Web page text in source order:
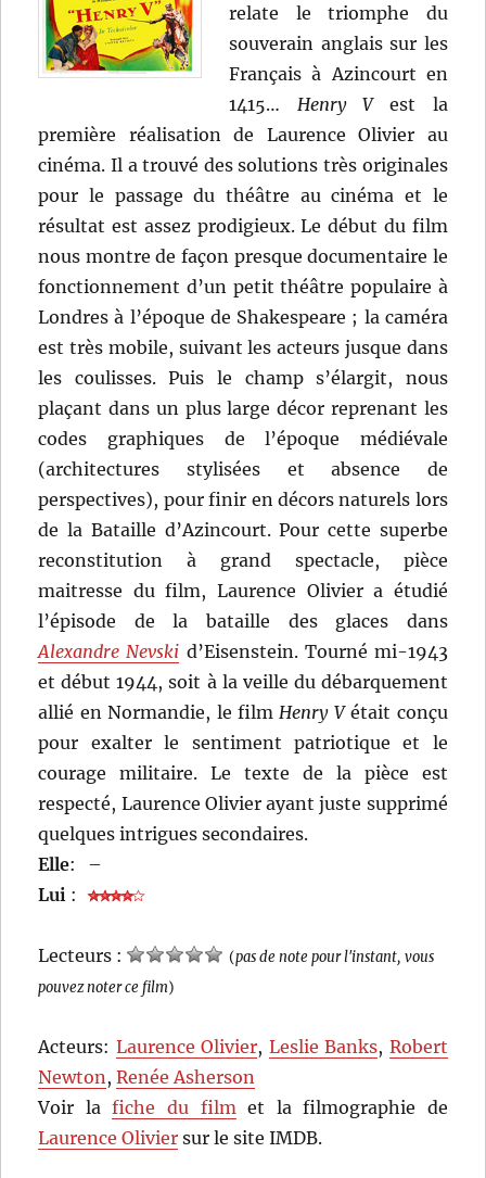
relate le triomphe du
souverain anglais sur les
Français à Azincourt en
1415… Henry Vest la
première réalisation de Laurence Olivier au
cinéma. Il a trouvé des solutions très originales
pour le passage du théâtre au cinéma et le
résultat est assez prodigieux. Le début du film
nous montre de façon presque documentaire le
fonctionnement d’un petit théâtre populaire à
Londres à l’époque de Shakespeare ; la caméra
est très mobile, suivant les acteurs jusque dans
les coulisses. Puis le champ s’élargit, nous
plaçant dans un plus large décor reprenant les
codes graphiques de l’époque médiévale
(architectures stylisées et absence de
perspectives), pour finir en décors naturels lors
de la Bataille d’Azincourt. Pour cette superbe
reconstitution à grand spectacle, pièce
maitresse du film, Laurence Olivier a étudié
l’épisode de la bataille des glaces dans
Alexandre Nevski d’Eisenstein. Tourné mi-1943
et début 1944, soit à la veille du débarquement
allié en Normandie, le film Henry Vétait conçu
pour exalter le sentiment patriotique et le
courage militaire. Le texte de la pièce est
respecté, Laurence Olivier ayant juste supprimé
quelques intrigues secondaires.
Elle:
–
Lui :
Lecteurs : (pas de note pour l'instant, vous
pouvez noter ce film)
Acteurs: Laurence Olivier, Leslie Banks, Robert
Newton ,Renée Asherson
Voir lafiche du film et la filmographie de
Laurence Olivier sur le site IMDB.